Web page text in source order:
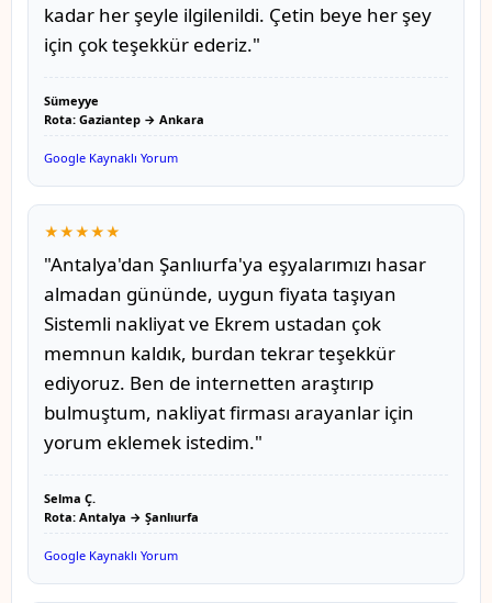
kadar her şeyle ilgilenildi. Çetin beye her şey
için çok teşekkür ederiz."
Sümeyye
Rota: Gaziantep → Ankara
Google Kaynaklı Yorum
★★★★★
"Antalya'dan Şanlıurfa'ya eşyalarımızı hasar
almadan gününde, uygun fiyata taşıyan
Sistemli nakliyat ve Ekrem ustadan çok
memnun kaldık, burdan tekrar teşekkür
ediyoruz. Ben de internetten araştırıp
bulmuştum, nakliyat firması arayanlar için
yorum eklemek istedim."
Selma Ç.
Rota: Antalya → Şanlıurfa
Google Kaynaklı Yorum